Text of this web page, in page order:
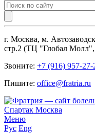
г. Москва, м.
стр.2 (ТЦ "Глобал
Звоните: +7 (916) 957-27-
Пишите: office@fratria.ru
Меню
Рус Eng